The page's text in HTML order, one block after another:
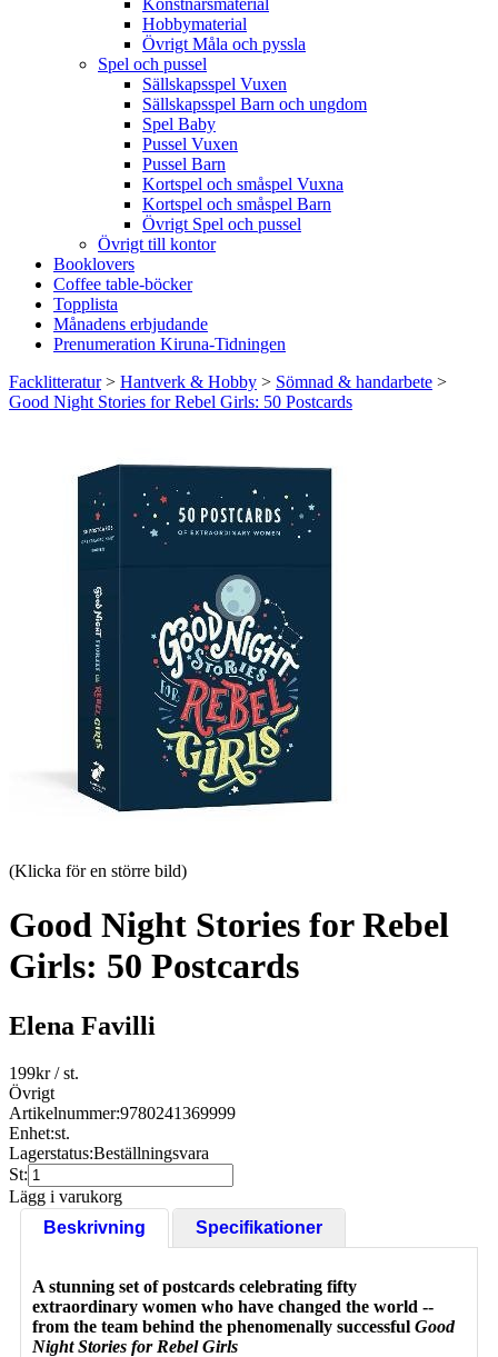
Konstnärsmaterial
Hobbymaterial
Övrigt Måla och pyssla
Spel och pussel
Sällskapsspel Vuxen
Sällskapsspel Barn och ungdom
Spel Baby
Pussel Vuxen
Pussel Barn
Kortspel och småspel Vuxna
Kortspel och småspel Barn
Övrigt Spel och pussel
Övrigt till kontor
Booklovers
Coffee table-böcker
Topplista
Månadens erbjudande
Prenumeration Kiruna-Tidningen
Facklitteratur> Hantverk & Hobby > Sömnad & handarbete >
Good Night Stories for Rebel Girls: 50 Postcards
(Klicka för en större bild)
Good Night Stories for Rebel
Girls: 50 Postcards
Elena Favilli
199kr/ st.
Övrigt
Artikelnummer:9780241369999
Enhet:st.
Lagerstatus:Beställningsvara
St:
Lägg i varukorg
Beskrivning
Specifikationer
A stunning set of postcards celebrating fifty
extraordinary women who have changed the world --
from the team behind the phenomenally successful Good
Night Stories for Rebel Girls